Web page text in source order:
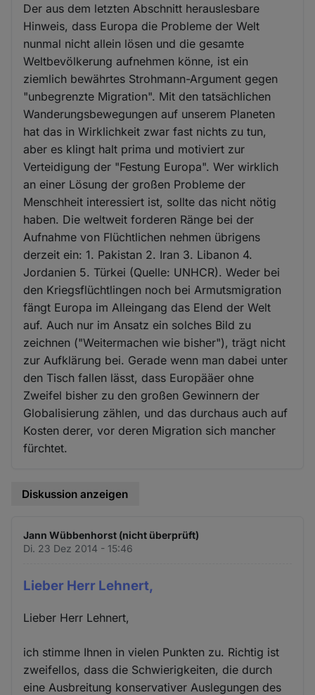
Der aus dem letzten Abschnitt herauslesbare
Hinweis, dass Europa die Probleme der Welt
nunmal nicht allein lösen und die gesamte
Weltbevölkerung aufnehmen könne, ist ein
ziemlich bewährtes Strohmann-Argument gegen
"unbegrenzte Migration". Mit den tatsächlichen
Wanderungsbewegungen auf unserem Planeten
hat das in Wirklichkeit zwar fast nichts zu tun,
aber es klingt halt prima und motiviert zur
Verteidigung der "Festung Europa". Wer wirklich
an einer Lösung der großen Probleme der
Menschheit interessiert ist, sollte das nicht nötig
haben. Die weltweit forderen Ränge bei der
Aufnahme von Flüchtlichen nehmen übrigens
derzeit ein: 1. Pakistan 2. Iran 3. Libanon 4.
Jordanien 5. Türkei (Quelle: UNHCR). Weder bei
den Kriegsflüchtlingen noch bei Armutsmigration
fängt Europa im Alleingang das Elend der Welt
auf. Auch nur im Ansatz ein solches Bild zu
zeichnen ("Weitermachen wie bisher"), trägt nicht
zur Aufklärung bei. Gerade wenn man dabei unter
den Tisch fallen lässt, dass Europääer ohne
Zweifel bisher zu den großen Gewinnern der
Globalisierung zählen, und das durchaus auch auf
Kosten derer, vor deren Migration sich mancher
fürchtet.
Diskussion anzeigen
Jann Wübbenhorst (nicht überprüft)
Di. 23 Dez 2014 - 15:46
Lieber Herr Lehnert,
Lieber Herr Lehnert,
ich stimme Ihnen in vielen Punkten zu. Richtig ist
zweifellos, dass die Schwierigkeiten, die durch
eine Ausbreitung konservativer Auslegungen des